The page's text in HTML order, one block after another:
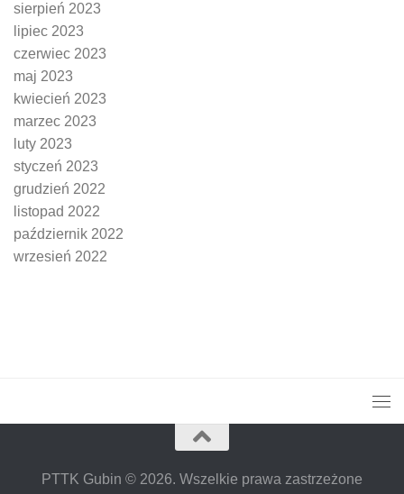
sierpień 2023
lipiec 2023
czerwiec 2023
maj 2023
kwiecień 2023
marzec 2023
luty 2023
styczeń 2023
grudzień 2022
listopad 2022
październik 2022
wrzesień 2022
PTTK Gubin © 2026. Wszelkie prawa zastrzeżone